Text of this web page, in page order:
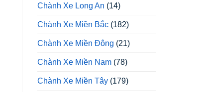
Chành Xe Long An (14)
Chành Xe Miền Bắc (182)
Chành Xe Miền Đông (21)
Chành Xe Miền Nam (78)
Chành Xe Miền Tây (179)